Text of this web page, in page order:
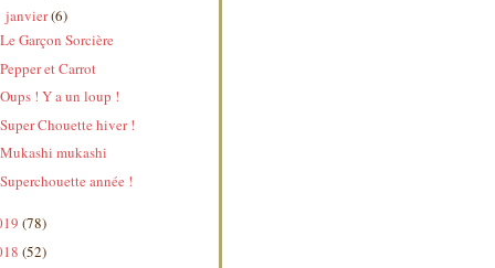
janvier(6)
Le Garçon Sorcière
Pepper et Carrot
Oups ! Y a un loup !
Super Chouette hiver !
Mukashi mukashi
Superchouette année !
(78)
(52)